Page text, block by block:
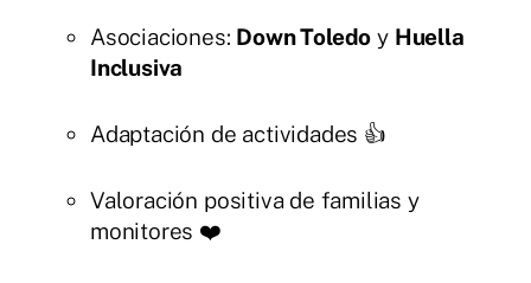
Asociaciones: Down Toledo y Huella
Inclusiva
Adaptación de actividades 👍
Valoración positiva de familias y
monitores ❤️